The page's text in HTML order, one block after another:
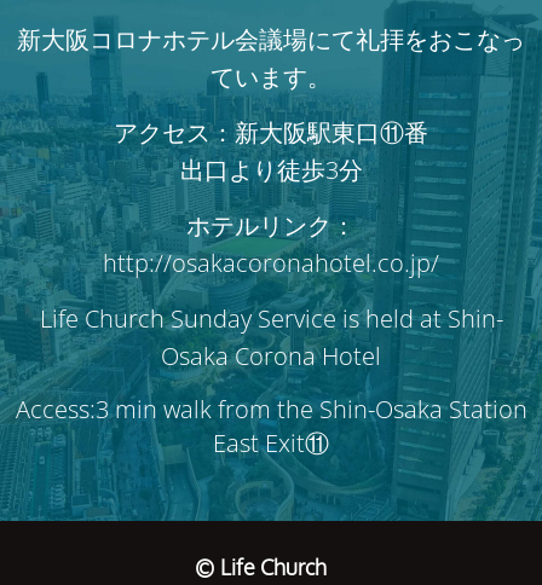
新大阪コロナホテル会議場にて礼拝をおこなっ
ています。
アクセス：新大阪駅東口⑪番
出口より徒歩3分
ホテルリンク：
http://osakacoronahotel.co.jp/
Life Church Sunday Service is held at Shin-
Osaka Corona Hotel
Access:3 min walk from the Shin-Osaka Station
East Exit⑪
© Life Church